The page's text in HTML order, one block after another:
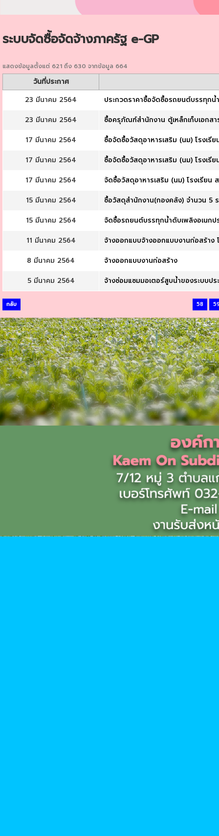
ระบบจัดซื้อจัดจ้างภาครัฐ e-GP
แสดงข้อมูลตั้งแต่ 621 ถึง 630 จากข้อมูล 664
วันที่ประกาศ
23 มีนาคม 2564
ประกวดราคาซื้อจัดซื้อรถยนต์บรรทุก
23 มีนาคม 2564
ซื้อครุภัณฑ์สำนักงาน ตู้เหล็กเก็บเอกส
17 มีนาคม 2564
ซื้อจัดซื้อวัสดุอาหารเสริม (นม) โรงเรี
17 มีนาคม 2564
ซื้อจัดซื้อวัสดุอาหารเสริม (นม) โรงเรี
17 มีนาคม 2564
จัดซื้อวัสดุอาหารเสริม (นม) โรงเรียน
15 มีนาคม 2564
ซื้อวัสดุสำนักงาน(กองคลัง) จำนวน 5 ร
15 มีนาคม 2564
จัดซื้อรถยนต์บรรทุกน้ำดับเพลิงอเนกป
11 มีนาคม 2564
จ้างออกแบบจ้างออกแบบงานก่อสร้าง โ
8 มีนาคม 2564
จ้างออกแบบงานก่อสร้าง
5 มีนาคม 2564
จ้างซ่อมแซมมอเตอร์สูบน้ำของระบบป
กลับ 58